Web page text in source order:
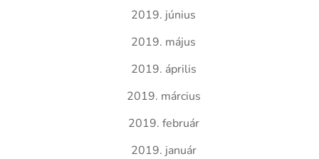
2019. június
2019. május
2019. április
2019. március
2019. február
2019. január